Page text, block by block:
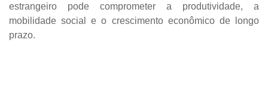
estrangeiro pode comprometer a produtividade, a
mobilidade social e o crescimento econômico de longo
prazo.